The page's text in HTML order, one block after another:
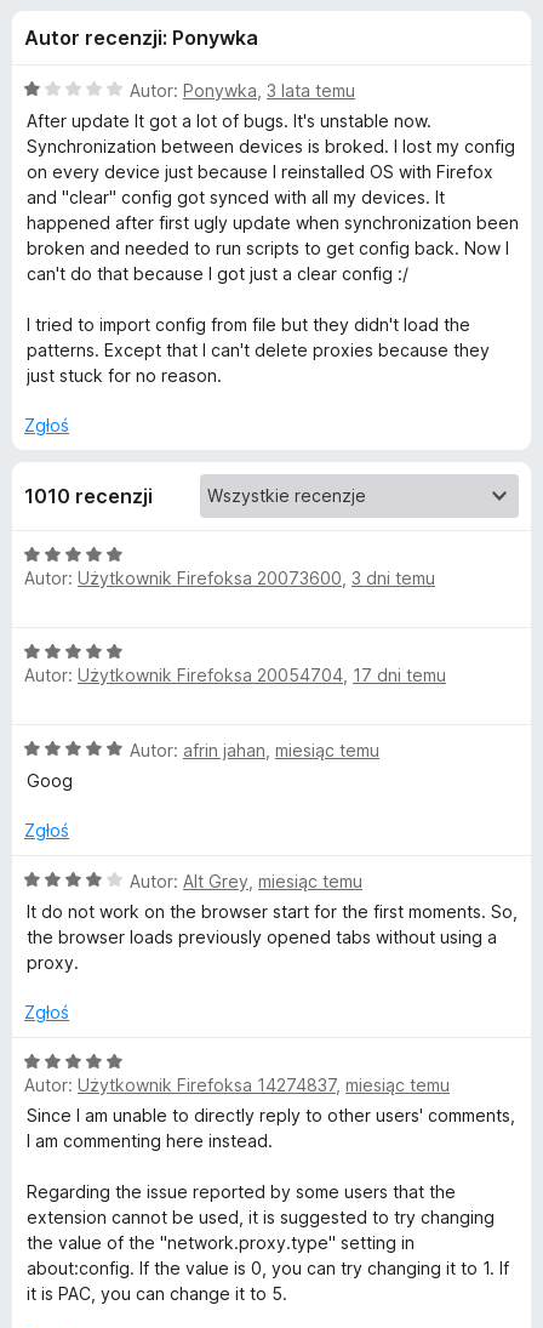
k
F
i
r
e
f
o
e
d
o
d
a
t
u
F
o
x
P
o
x
S
t
a
n
d
Autor recenzji: Ponywka
O
c
e
n
a
:
1
/
Autor: Ponywka 3 lata temu
After update It got a lot of bugs. It's unstable now.
Synchronization between devices is broked. I lost my config
on every device just because I reinstalled OS with Firefox
and "clear" config got synced with all my devices. It
happened after first ugly update when synchronization been
broken and needed to run scripts to get config back. Now I
can't do that because I got just a clear config :/
I tried to import config from file but they didn't load the
patterns. Except that I can't delete proxies because they
just stuck for no reason.
Zgłoś
1010 recenzji
O
c
a
:
5
Autor: Użytkownik Firefoksa 20073600 3 dni temu
O
c
a
:
/
Autor: Użytkownik Firefoksa 20054704 17 dni temu
O
c
n
:
5
/
Autor: afrin jahan miesiąc temu
Goog
Zgłoś
O
c
e
n
:
/
5
Autor: Alt Grey miesiąc temu
It do not work on the browser start for the first moments. So,
the browser loads previously opened tabs without using a
proxy.
Zgłoś
O
c
e
n
:
5
/
5
Autor: Użytkownik Firefoksa 14274837, miesiąc temu
Since I am unable to directly reply to other users' comments,
I am commenting here instead.
Regarding the issue reported by some users that the
extension cannot be used, it is suggested to try changing
the value of the "network.proxy.type" setting in
about:config. If the value is 0, you can try changing it to 1. If
it is PAC, you can change it to 5.